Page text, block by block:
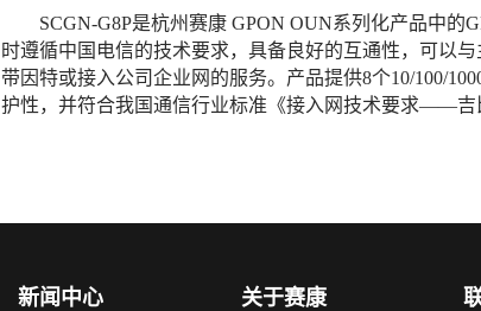
SCGN-G8P是杭州赛康 GPON OUN系列化产品中的
时遵循中国电信的技术要求，具备良好的互通性，可以
带因特或接入公司企业网的服务。产品提供8个10/100/
护性，并符合我国通信行业标准《接入网技术要求——吉
新闻中心 关于赛康